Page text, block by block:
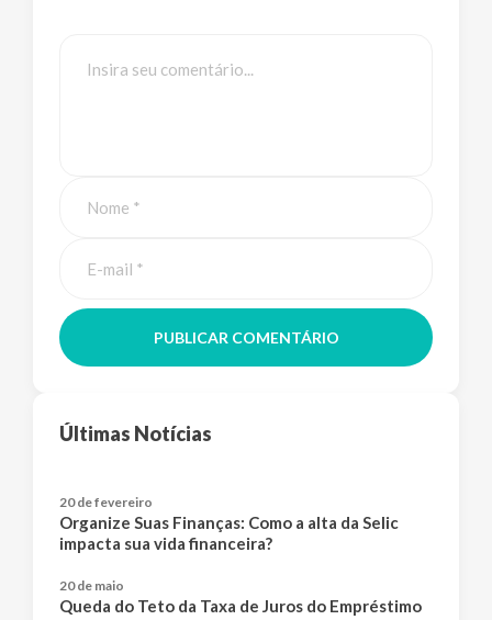
PUBLICAR COMENTÁRIO
Últimas Notícias
20 de fevereiro
Organize Suas Finanças: Como a alta da Selic
impacta sua vida financeira?
20 de maio
Queda do Teto da Taxa de Juros do Empréstimo